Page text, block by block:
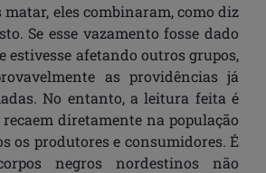
eles combinaram, como diz
Se esse vazamento fosse dado
estivesse afetando outros grupos,
as providências já
No entanto, a leitura feita é
diretamente na população
os produtores e consumidores. É
negros nordestinos não